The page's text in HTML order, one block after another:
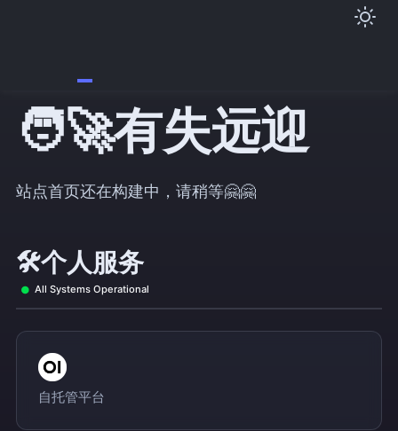
🧑‍🚀 Hello, 有失远迎 !
站点首页还在构建中，请稍等🤗🤗
🛠️ 个人服务
自托管 AI 平台